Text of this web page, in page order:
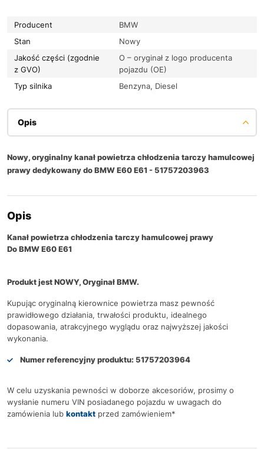
Producent
BMW
Stan
Nowy
Jakość części (zgodnie
z GVO)
O – oryginał z logo producenta
pojazdu (OE)
Typ silnika
Benzyna, Diesel
Opis
Nowy, oryginalny kanał powietrza chłodzenia tarczy hamulcowej
prawy dedykowany do BMW E60 E61 - 51757203963
Opis
Kanał powietrza chłodzenia tarczy hamulcowej prawy
DoBMW E60 E61
Produkt jest NOWY, Oryginał BMW.
Kupując oryginalną kierownice powietrza masz pewność
prawidłowego działania, trwałości produktu, idealnego
dopasowania, atrakcyjnego wyglądu oraz najwyższej jakości
wykonania.
Numer referencyjny produktu: 51757203964
W celu uzyskania pewności w doborze akcesoriów, prosimy o
wysłanie numeru VIN posiadanego pojazdu w uwagach do
zamówienia lub kontakt przed zamówieniem*